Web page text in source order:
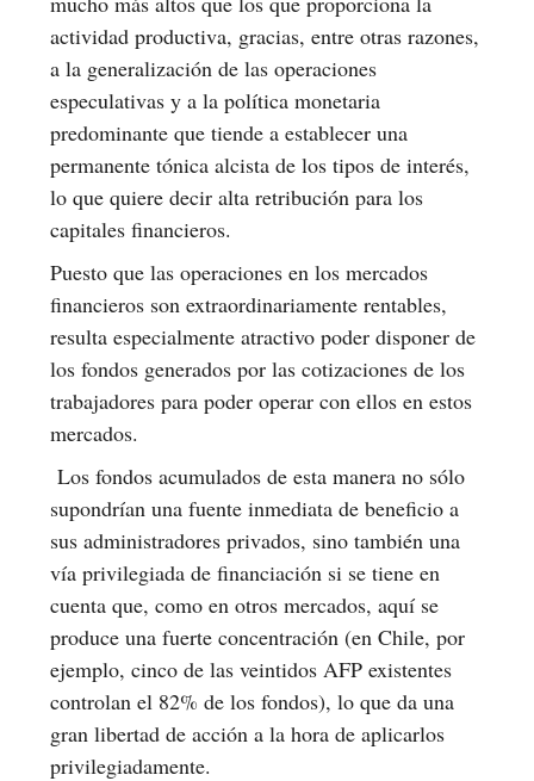
actividad productiva, gracias, entre otras razones,
a la generalización de las operaciones
especulativas y a la política monetaria
predominante que tiende a establecer una
permanente tónica alcista de los tipos de interés,
lo que quiere decir alta retribución para los
capitales financieros.
Puesto que las operaciones en los mercados
financieros son extraordinariamente rentables,
resulta especialmente atractivo poder disponer de
los fondos generados por las cotizaciones de los
trabajadores para poder operar con ellos en estos
mercados.
Los fondos acumulados de esta manera no sólo
supondrían una fuente inmediata de beneficio a
sus administradores privados, sino también una
vía privilegiada de financiación si se tiene en
cuenta que, como en otros mercados, aquí se
produce una fuerte concentración (en Chile, por
ejemplo, cinco de las veintidos AFP existentes
controlan el 82% de los fondos), lo que da una
gran libertad de acción a la hora de aplicarlos
privilegiadamente.